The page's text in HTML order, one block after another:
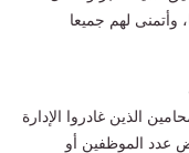
وأتمنى لهم جميعا
الذين غادروا الإدارة
عدد الموظفين أو